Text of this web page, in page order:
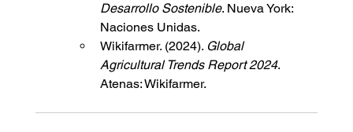
Desarrollo Sostenible. Nueva York:
Naciones Unidas.
Wikifarmer. (2024). Global
Agricultural Trends Report 2024.
Atenas: Wikifarmer.